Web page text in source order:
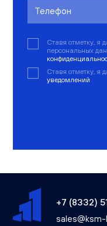
Ставя отметку, я
персональных
Ставя отметку, я
уведомлений
+7 (8332)
sales@ksm-